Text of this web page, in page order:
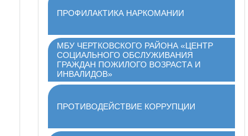
ПРОФИЛАКТИКА НАРКОМАНИИ
МБУ ЧЕРТКОВСКОГО РАЙОНА «ЦЕНТР
СОЦИАЛЬНОГО ОБСЛУЖИВАНИЯ
ГРАЖДАН ПОЖИЛОГО ВОЗРАСТА И
ИНВАЛИДОВ»
ПРОТИВОДЕЙСТВИЕ КОРРУПЦИИ